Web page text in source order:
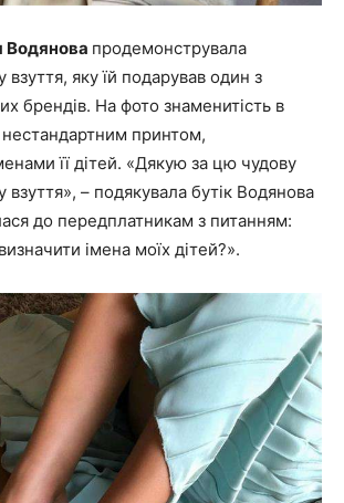
Водянова продемонструвала
взуття, яку їй подарував один з
брендів. На фото знаменитість в
нестандартним принтом,
її дітей. «Дякую за цю чудову
взуття», – подякувала бутік Водянова
до передплатникам з питанням:
імена моїх дітей?».